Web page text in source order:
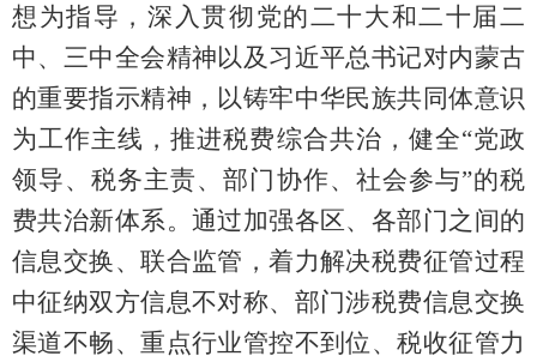
想为指导，深入贯彻党的二十大和二十届二
中、三中全会精神以及习近平总书记对内蒙古
的重要指示精神，以铸牢中华民族共同体意识
为工作主线，推进税费综合共治，健全“党政
领导、税务主责、部门协作、社会参与”的税
费共治新体系。 通过加强各区、各部门之间的
信息交换、联合监管，着力解决税费征管过程
中征纳双方信息不对称、部门涉税费信息交换
渠道不畅、重点行业管控不到位、税收征管力